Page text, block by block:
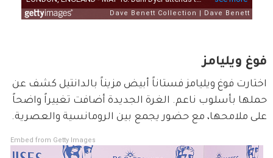
فوغ ويليامز
اختارت فوغ ويليامز فستاناً أبيض مزيناً بالدانتيل كشف عن
حملها بأسلوب ناعم. الغرة الجديدة أضافت تغييراً واضحاً
على ملامحها، مع حضور يجمع بين الرومانسية والعصرية.
Embed from Getty Images